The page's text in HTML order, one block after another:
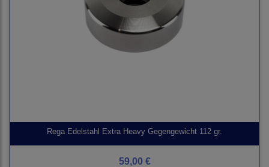
Rega Edelstahl Extra Heavy Gegengewicht 112 gr.
59,00 €